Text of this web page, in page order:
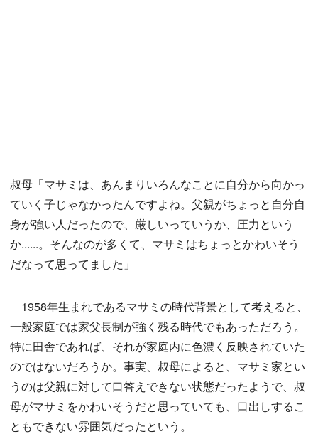
叔母「マサミは、あんまりいろんなことに自分から向かっ
ていく子じゃなかったんですよね。父親がちょっと自分自
身が強い人だったので、厳しいっていうか、圧力という
か......。そんなのが多くて、マサミはちょっとかわいそう
だなって思ってました」
1958年生まれであるマサミの時代背景として考えると、
一般家庭では家父長制が強く残る時代でもあっただろう。
特に田舎であれば、それが家庭内に色濃く反映されていた
のではないだろうか。事実、叔母によると、マサミ家とい
うのは父親に対して口答えできない状態だったようで、叔
母がマサミをかわいそうだと思っていても、口出しするこ
ともできない雰囲気だったという。